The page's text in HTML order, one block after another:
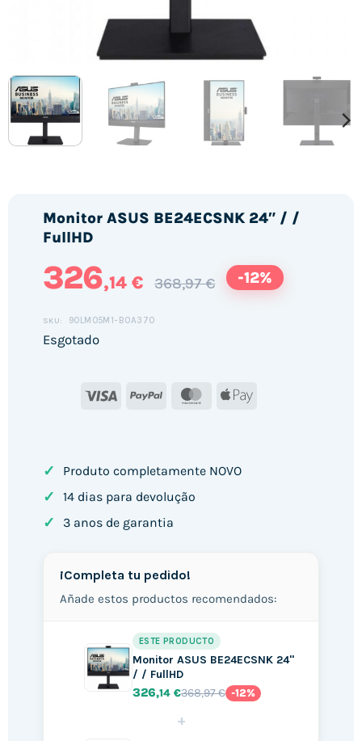
Monitor ASUS BE24ECSNK 24″ / /
FullHD
326,14 € 368,97 € -12%
SKU: 90LM05M1-B0A370
Esgotado
Visa PayPal MasterCard
Apple
✓ Produto completamente NOVO
✓ 14 dias para devolução
✓ 3 anos de garantia
¡Completa tu pedido!
Añade estos productos recomendados:
ESTE PRODUCTO
Monitor ASUS BE24ECSNK 24"
/ / FullHD
326,14 €368,97 € -12%
+